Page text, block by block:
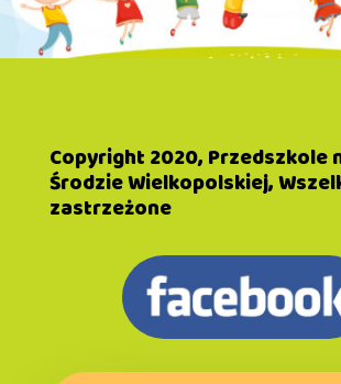
Copyright 2020, Przedszkole
Środzie Wielkopolskiej,
zastrzeżone